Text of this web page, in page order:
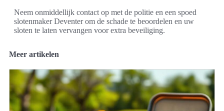
Neem onmiddellijk contact op met de politie en een spoed
slotenmaker Deventer om de schade te beoordelen en uw
sloten te laten vervangen voor extra beveiliging.
Meer artikelen